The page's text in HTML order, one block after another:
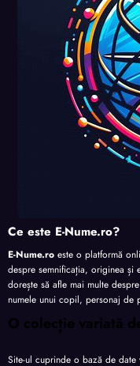
te
Ce este E-Nume.ro?
E-Nume.ro este o platformă
despre semnificația, originea și
dorește să afle mai multe
numele unui copil, personaj de
O colecție variată
Site-ul cuprinde o bază de